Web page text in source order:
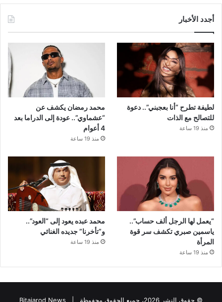
أجدد الأخبار
لطيفة تطرح “أنا بعجبني”.. دعوة
للتصالح مع الذات
منذ 19 ساعة
محمد رمضان يكشف عن
“عشماوي”.. عودة إلى الدراما بعد
4 أعوام
منذ 19 ساعة
“يعمل لها الرجل ألف حساب”..
ياسمين صبري تكشف سر قوة
المرأة
منذ 19 ساعة
محمد عبده يعود إلى “العود”..
و”تأخرنا” جديده الغنائي
منذ 19 ساعة
© حقوق النشر 2026، جميع الحقوق محفوظة | Bitajarod News